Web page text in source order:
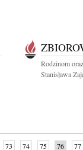
Rodzinom
Stanisława
73 74 75 76 77